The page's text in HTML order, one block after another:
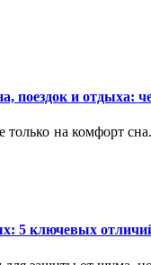
поездок и отдыха:
только на комфорт
5 ключевых